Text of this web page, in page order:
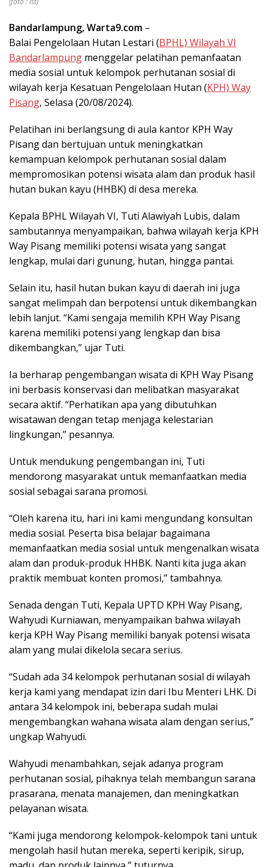
Bandarlampung, Warta9.com –
Balai Pengelolaan Hutan Lestari (BPHL) Wilayah VI
Bandarlampung menggelar pelatihan pemanfaatan
media sosial untuk kelompok perhutanan sosial di
wilayah kerja Kesatuan Pengelolaan Hutan (KPH) Way
Pisang, Selasa (20/08/2024).
Pelatihan ini berlangsung di aula kantor KPH Way
Pisang dan bertujuan untuk meningkatkan
kemampuan kelompok perhutanan sosial dalam
mempromosikan potensi wisata alam dan produk hasil
hutan bukan kayu (HHBK) di desa mereka.
Kepala BPHL Wilayah VI, Tuti Alawiyah Lubis, dalam
sambutannya menyampaikan, bahwa wilayah kerja KPH
Way Pisang memiliki potensi wisata yang sangat
lengkap, mulai dari gunung, hutan, hingga pantai.
Selain itu, hasil hutan bukan kayu di daerah ini juga
sangat melimpah dan berpotensi untuk dikembangkan
lebih lanjut. “Kami sengaja memilih KPH Way Pisang
karena memiliki potensi yang lengkap dan bisa
dikembangkan,” ujar Tuti.
Ia berharap pengembangan wisata di KPH Way Pisang
ini berbasis konservasi dan melibatkan masyarakat
secara aktif. “Perhatikan apa yang dibutuhkan
wisatawan dengan tetap menjaga kelestarian
lingkungan,” pesannya.
Untuk mendukung pengembangan ini, Tuti
mendorong masyarakat untuk memanfaatkan media
sosial sebagai sarana promosi.
“Oleh karena itu, hari ini kami mengundang konsultan
media sosial. Peserta bisa belajar bagaimana
memanfaatkan media sosial untuk mengenalkan wisata
alam dan produk-produk HHBK. Nanti kita juga akan
praktik membuat konten promosi,” tambahnya.
Senada dengan Tuti, Kepala UPTD KPH Way Pisang,
Wahyudi Kurniawan, menyampaikan bahwa wilayah
kerja KPH Way Pisang memiliki banyak potensi wisata
alam yang mulai dikelola secara serius.
“Sudah ada 34 kelompok perhutanan sosial di wilayah
kerja kami yang mendapat izin dari Ibu Menteri LHK. Di
antara 34 kelompok ini, beberapa sudah mulai
mengembangkan wahana wisata alam dengan serius,”
ungkap Wahyudi.
Wahyudi menambahkan, sejak adanya program
perhutanan sosial, pihaknya telah membangun sarana
prasarana, menata manajemen, dan meningkatkan
pelayanan wisata.
“Kami juga mendorong kelompok-kelompok tani untuk
mengolah hasil hutan mereka, seperti keripik, sirup,